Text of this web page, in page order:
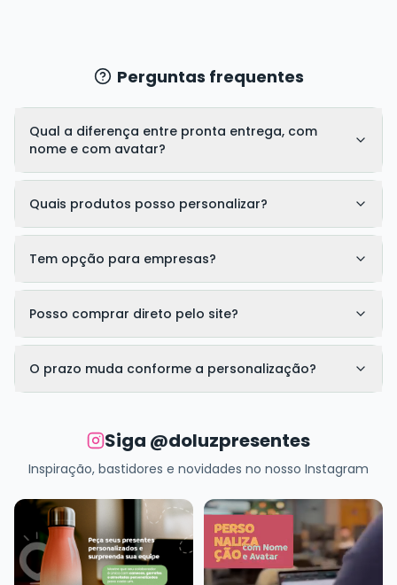
Perguntas frequentes
Qual a diferença entre pronta entrega, com
nome e com avatar?
Quais produtos posso personalizar?
Tem opção para empresas?
Posso comprar direto pelo site?
O prazo muda conforme a personalização?
Siga @doluzpresentes
Inspiração, bastidores e novidades no nosso Instagram